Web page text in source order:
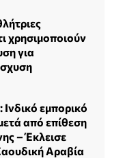
χρησιμοποιούν
για
εμπορικό
από επίθεση
– Έκλεισε
Αραβία